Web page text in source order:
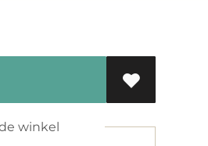
winkel